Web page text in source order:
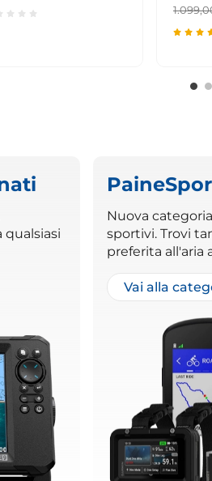
qualsiasi
Nuova
sportivi. Trovi
preferita all'aria
Vai alla